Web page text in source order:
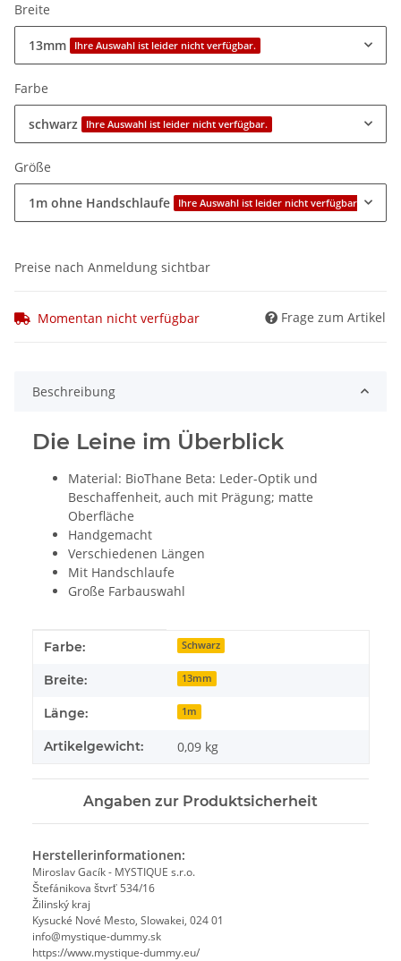
Breite
13mm Ihre Auswahl ist leider nicht verfügbar.
Farbe
schwarz Ihre Auswahl ist leider nicht verfügbar.
Größe
1m ohne Handschlaufe Ihre Auswahl ist leider nicht verfügbar.
Preise nach Anmeldung sichtbar
Momentan nicht verfügbar Frage zum Artikel
Beschreibung
Die Leine im Überblick
Material: BioThane Beta: Leder-Optik und
Beschaffenheit, auch mit Prägung; matte
Oberfläche
Handgemacht
Verschiedenen Längen
Mit Handschlaufe
Große Farbauswahl
Produkteigenschaft
Wert
Farbe: Schwarz
Breite: 13mm
Länge: 1m
Artikelgewicht: 0,09 kg
Angaben zur Produktsicherheit
Herstellerinformationen:
Miroslav Gacík - MYSTIQUE s.r.o.
Štefánikova štvrť 534/16
Žilinský kraj
Kysucké Nové Mesto, Slowakei, 024 01
info@mystique-dummy.sk
https://www.mystique-dummy.eu/